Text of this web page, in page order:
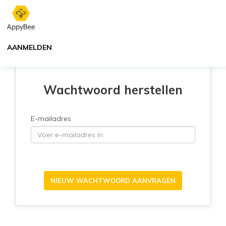
AANMELDEN
Wachtwoord herstellen
E-mailadres